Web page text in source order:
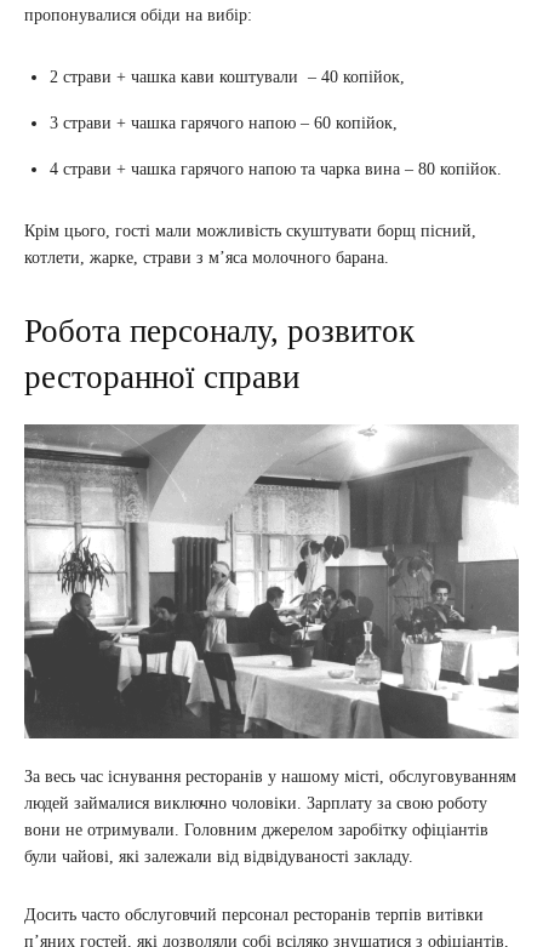
пропонувалися обіди на вибір:
2 страви + чашка кави коштували – 40 копійок,
3 страви + чашка гарячого напою – 60 копійок,
4 страви + чашка гарячого напою та чарка вина – 80 копійок.
Крім цього, гості мали можливість скуштувати борщ пісний,
котлети, жарке, страви з м’яса молочного барана.
Робота персоналу, розвиток
ресторанної справи
За весь час існування ресторанів у нашому місті, обслуговуванням
людей займалися виключно чоловіки. Зарплату за свою роботу
вони не отримували. Головним джерелом заробітку офіціантів
були чайові, які залежали від відвідуваності закладу.
Досить часто обслуговчий персонал ресторанів терпів витівки
п’яних гостей, які дозволяли собі всіляко знущатися з офіціантів,